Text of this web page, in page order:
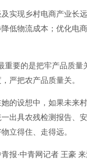
现乡村电商产业长远
低物流成本；优化电
要的是把牢产品质量
严把农产品质量关。
设想中，如果未来村
一出具农残检测报告、
立得住、走得远。
·中青网记者 王豪 来